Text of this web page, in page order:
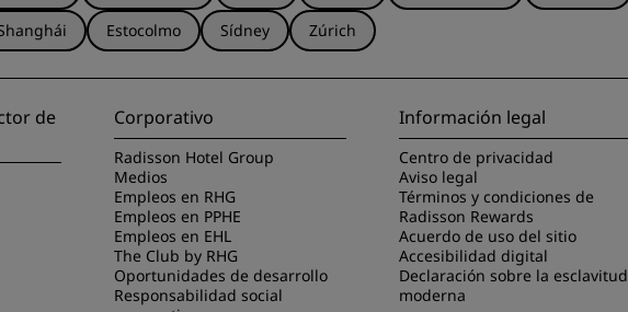
Estocolmo Sídney Zúrich
de
Corporativo
Radisson Hotel Group
Medios
Empleos en RHG
Empleos en PPHE
Empleos en EHL
The Club by RHG
Oportunidades de desarrollo
Responsabilidad social
Información legal
Centro de privacidad
Aviso legal
Términos y condiciones de
Radisson Rewards
Acuerdo de uso del sitio
Accesibilidad digital
Declaración sobre la esclavitud
moderna